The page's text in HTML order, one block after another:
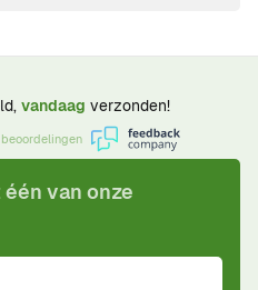
vandaag verzonden!
van onze